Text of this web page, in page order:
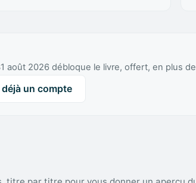
août 2026 débloque le livre, offert, en plus
déjà un compte